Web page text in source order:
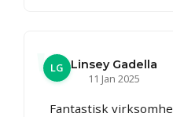
LG
Linsey Gadella
11 Jan 2025
Fantastisk